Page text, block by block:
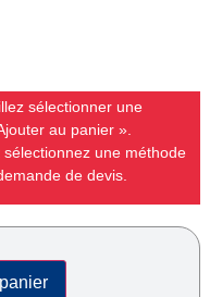
sélectionner une
au panier ».
une méthode
de devis.